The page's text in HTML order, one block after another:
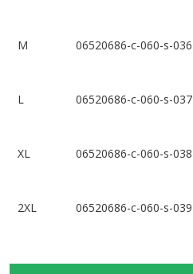
M 06520686-c-060-s-036
L 06520686-c-060-s-037
XL 06520686-c-060-s-038
2XL 06520686-c-060-s-039